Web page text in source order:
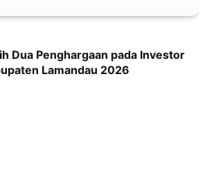
Dua Penghargaan pada Investor
Lamandau 2026